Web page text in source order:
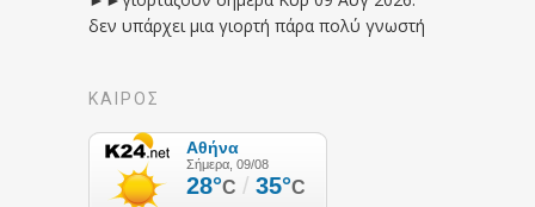
δεν υπάρχει μια γιορτή πάρα πολύ γνωστή
ΚΑΙΡΟΣ